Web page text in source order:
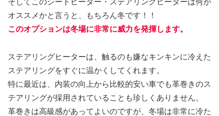
そしてこのシートヒーター・ステアリングヒーターは何が
オススメかと言うと、もちろん冬です！！
このオプションは冬場に非常に威力を発揮します。
ステアリングヒーターは、触るのも嫌なキンキンに冷えた
ステアリングをすぐに温かくしてくれます。
特に最近は、内装の向上から比較的安い車でも革巻きのス
テアリングが採用されていることも珍しくありません。
革巻きは高級感があってよいのですが、冬場は非常に冷た